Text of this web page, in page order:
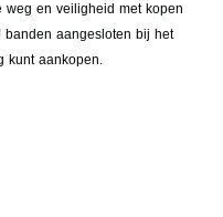
weg en veiligheid met kopen
banden aangesloten bij het
kunt aankopen.